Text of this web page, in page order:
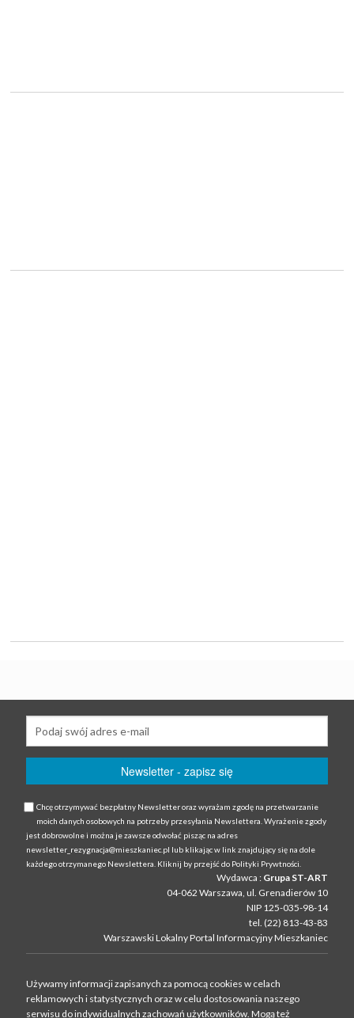
Chcę otrzymywać bezpłatny Newsletter oraz wyrażam zgodę na przetwarzanie
moich danych osobowych na potrzeby przesyłania Newslettera. Wyrażenie zgody
jest dobrowolne i można je zawsze odwołać pisząc na adres
newsletter_rezygnacja@mieszkaniec.pl lub klikając w link znajdujący się na dole
każdego otrzymanego Newslettera. Kliknij by przejść do Polityki Prywtności.
Wydawca : Grupa ST-ART
04-062 Warszawa, ul. Grenadierów 10
NIP 125-035-98-14
tel. (22) 813-43-83
Warszawski Lokalny Portal Informacyjny Mieszkaniec
Używamy informacji zapisanych za pomocą cookies w celach
reklamowych i statystycznych oraz w celu dostosowania naszego
serwisu do indywidualnych zachowań użytkowni­ków. Mogą też